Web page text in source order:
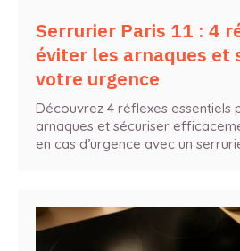
Serrurier Paris 11 : 4
éviter les arnaques et
votre urgence
Découvrez 4 réflexes essentiels
arnaques et sécuriser
en cas d’urgence avec un